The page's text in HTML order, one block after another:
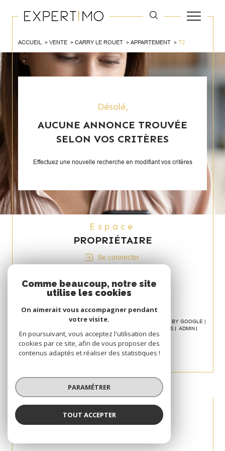
ACCUEIL VENTE CARRY LE ROUET APPARTEMENT T2
Désolé,
AUCUNE ANNONCE TROUVÉE
SELON VOS CRITÈRES
Effectuez une nouvelle recherche en modifiant vos critères
Espace
PROPRIÉTAIRE
Se connecter
Avis
CLIENT
© 2026 | TOUS DROITS RÉSERVÉS | TRADUCTION POWERED BY GOOGLE |
MENTIONS LÉGALES
ADMIN
POLITIQUE RGPD
COOKIES
Comme beaucoup, notre site
utilise les cookies
On aimerait vous accompagner pendant
votre visite.
En poursuivant, vous acceptez l'utilisation des
cookies par ce site, afin de vous proposer des
contenus adaptés et réaliser des statistiques !
PARAMÉTRER
TOUT ACCEPTER